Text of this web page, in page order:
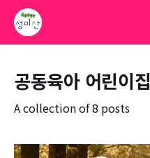
공동육아 어린이집
A collection of 8 posts